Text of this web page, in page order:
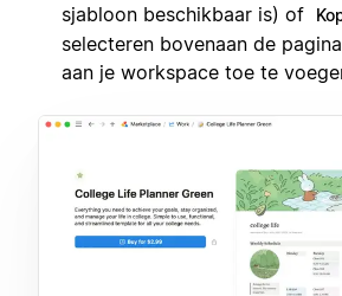
sjabloon beschikbaar is) of
selecteren bovenaan de
aan je workspace toe te